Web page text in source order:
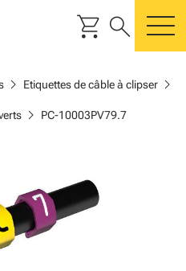
shopping_cart search
chevron_right Etiquettes de câble à clipserchevron_right
chevron_right PC-10003PV79.7